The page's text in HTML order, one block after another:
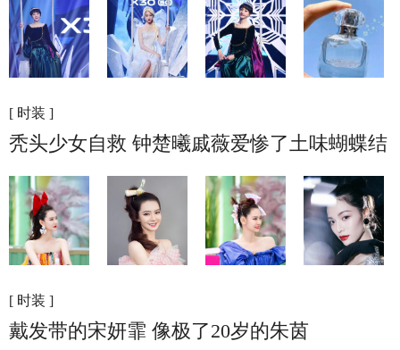
[ 时装 ]
秃头少女自救 钟楚曦戚薇爱惨了土味蝴蝶结
[ 时装 ]
戴发带的宋妍霏 像极了20岁的朱茵